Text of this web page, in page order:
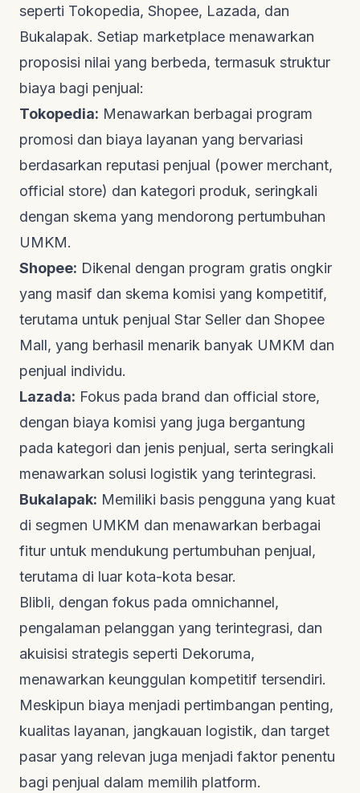
seperti Tokopedia, Shopee, Lazada, dan
Bukalapak. Setiap marketplace menawarkan
proposisi nilai yang berbeda, termasuk struktur
biaya bagi penjual:
Tokopedia: Menawarkan berbagai program
promosi dan biaya layanan yang bervariasi
berdasarkan reputasi penjual (power merchant,
official store) dan kategori produk, seringkali
dengan skema yang mendorong pertumbuhan
UMKM.
Shopee: Dikenal dengan program gratis ongkir
yang masif dan skema komisi yang kompetitif,
terutama untuk penjual Star Seller dan Shopee
Mall, yang berhasil menarik banyak UMKM dan
penjual individu.
Lazada: Fokus pada brand dan official store,
dengan biaya komisi yang juga bergantung
pada kategori dan jenis penjual, serta seringkali
menawarkan solusi logistik yang terintegrasi.
Bukalapak: Memiliki basis pengguna yang kuat
di segmen UMKM dan menawarkan berbagai
fitur untuk mendukung pertumbuhan penjual,
terutama di luar kota-kota besar.
Blibli, dengan fokus pada omnichannel,
pengalaman pelanggan yang terintegrasi, dan
akuisisi strategis seperti Dekoruma,
menawarkan keunggulan kompetitif tersendiri.
Meskipun biaya menjadi pertimbangan penting,
kualitas layanan, jangkauan logistik, dan target
pasar yang relevan juga menjadi faktor penentu
bagi penjual dalam memilih platform.